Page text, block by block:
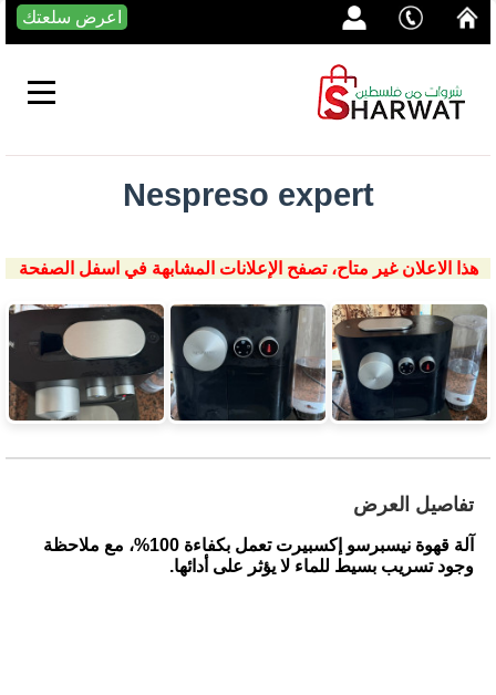
اعرض سلعتك
Nespreso expert
هذا الاعلان غير متاح، تصفح الإعلانات المشابهة في اسفل الصفحة
تفاصيل العرض
آلة قهوة نيسبرسو إكسبيرت تعمل بكفاءة 100%، مع ملاحظة
وجود تسريب بسيط للماء لا يؤثر على أدائها.